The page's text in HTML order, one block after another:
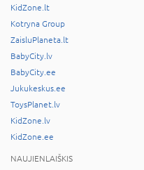
KidZone.lt
Kotryna Group
ZaisluPlaneta.lt
BabyCity.lv
BabyCity.ee
Jukukeskus.ee
ToysPlanet.lv
KidZone.lv
KidZone.ee
NAUJIENLAIŠKIS